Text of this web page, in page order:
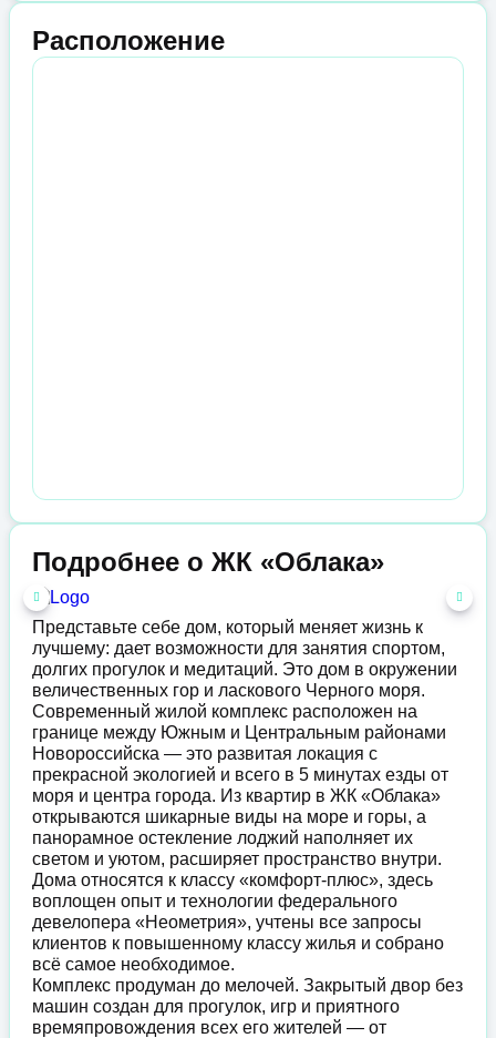
Расположение
Подробнее о ЖК «Облака»
Представьте себе дом, который меняет жизнь к
лучшему: дает возможности для занятия спортом,
долгих прогулок и медитаций. Это дом в окружении
величественных гор и ласкового Черного моря.
Современный жилой комплекс расположен на
границе между Южным и Центральным районами
Новороссийска — это развитая локация с
прекрасной экологией и всего в 5 минутах езды от
моря и центра города. Из квартир в ЖК «Облака»
открываются шикарные виды на море и горы, а
панорамное остекление лоджий наполняет их
светом и уютом, расширяет пространство внутри.
Дома относятся к классу «комфорт-плюс», здесь
воплощен опыт и технологии федерального
девелопера «Неометрия», учтены все запросы
клиентов к повышенному классу жилья и собрано
всё самое необходимое.
Комплекс продуман до мелочей. Закрытый двор без
машин создан для прогулок, игр и приятного
времяпровождения всех его жителей — от